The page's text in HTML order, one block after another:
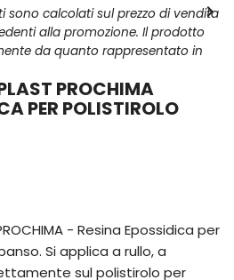

sono calcolati sul prezzo di vendita
alla promozione. Il prodotto
da quanto rappresentato in
PROCHIMA
PER POLISTIROLO
- Resina Epossidica per
Si applica a rullo, a
sul polistirolo per